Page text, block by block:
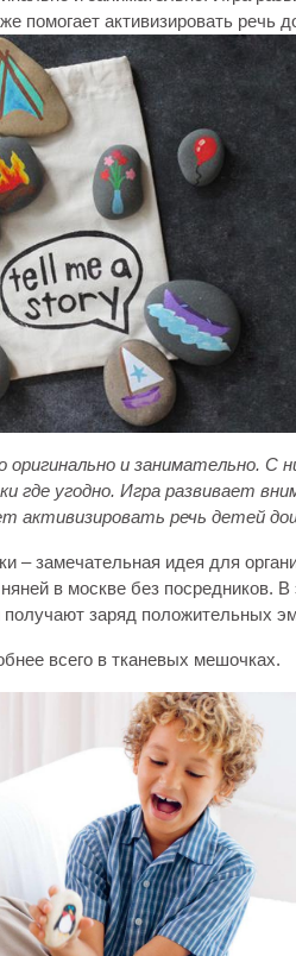
помогает активизировать речь
оригинально и занимательно. С
где угодно. Игра развивает
активизировать речь детей
– замечательная идея для
в москве без посредников. В
заряд положительных
всего в тканевых мешочках.